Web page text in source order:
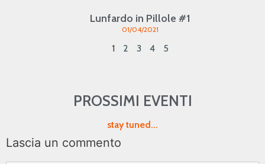
Lunfardo in Pillole #1
01/04/2021
1 2 3 4 5
PROSSIMI EVENTI
stay tuned...
Lascia un commento